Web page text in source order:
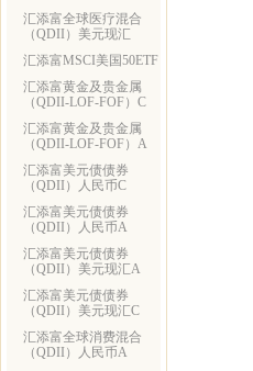
汇添富全球医疗混合
（QDII）美元现汇
汇添富MSCI美国50ETF
汇添富黄金及贵金属
（QDII-LOF-FOF）C
汇添富黄金及贵金属
（QDII-LOF-FOF）A
汇添富美元债债券
（QDII）人民币C
汇添富美元债债券
（QDII）人民币A
汇添富美元债债券
（QDII）美元现汇A
汇添富美元债债券
（QDII）美元现汇C
汇添富全球消费混合
（QDII）人民币A